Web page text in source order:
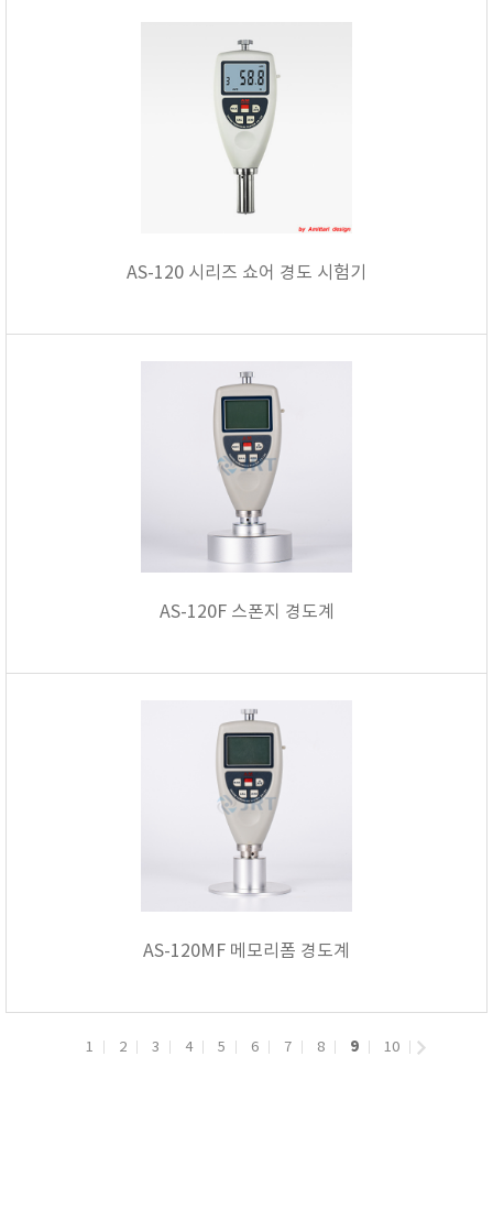
AS-120 시리즈 쇼어 경도 시험기
AS-120F 스폰지 경도계
AS-120MF 메모리폼 경도계
1 2 3 4 5 6 7 8 9 10